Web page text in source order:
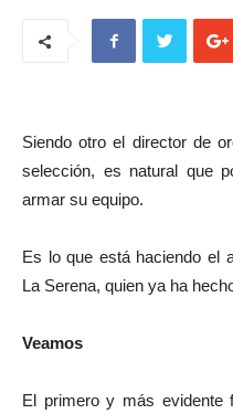
Siendo otro el director de
selección, es natural que
armar su equipo.
Es lo que está haciendo el
La Serena, quien ya ha
Veamos
El primero y más evidente